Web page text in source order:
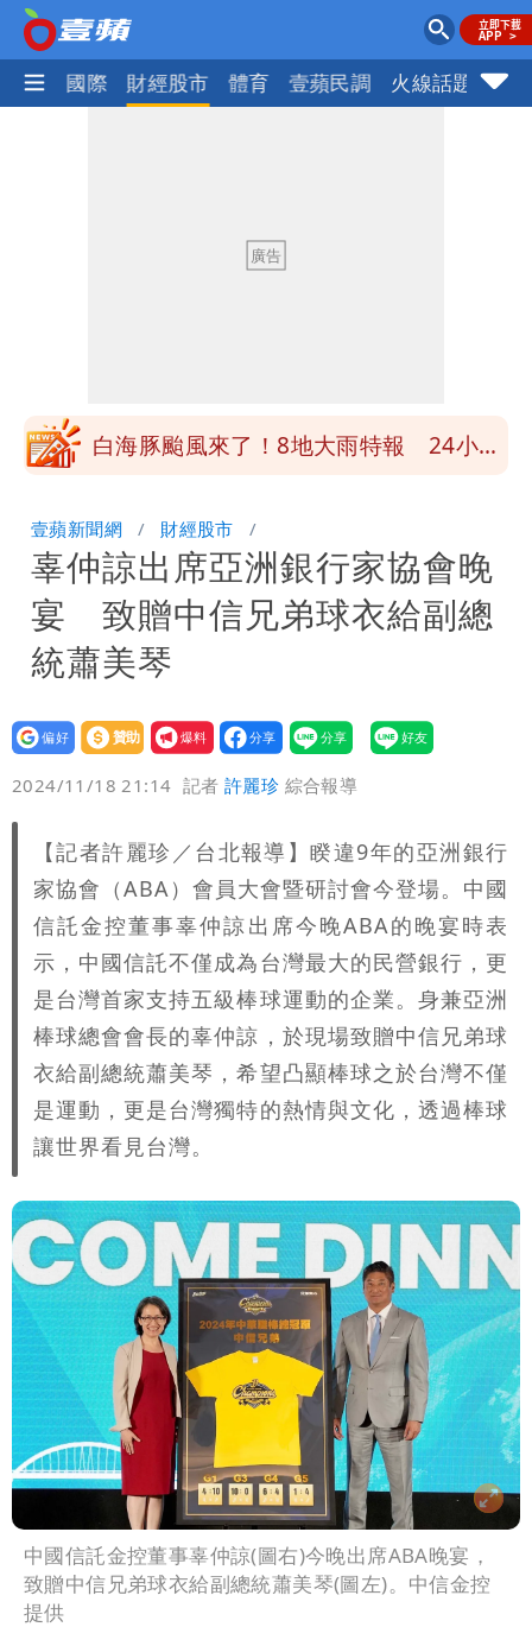
社會 國際 財經股市 體育 壹蘋民調 火線話題
原因「模仿超人力霸王」
買BNT遭詐10億元 王尚智疑「慈濟決
程
白海豚颱風來了！8地大雨特報 24小時
署：本島陸警機率低
男童躍下2.6米高台摔斷腳後跟 妹妹揭
原因「模仿超人力霸王」
買BNT遭詐10億元 王尚智疑「慈濟決
策高層牽涉其中」才不提告
壹蘋新聞網 財經股市
辜仲諒出席亞洲銀行家協會晚
宴 致贈中信兄弟球衣給副總
統蕭美琴
設為
贊助
我要
爆料
2024/11/18 21:14 記者許麗珍 綜合報導
【記者許麗珍／台北報導】睽違9年的亞洲銀行
家協會（ABA）會員大會暨研討會今登場。中國
信託金控董事辜仲諒出席今晚ABA的晚宴時表
示，中國信託不僅成為台灣最大的民營銀行，更
是台灣首家支持五級棒球運動的企業。身兼亞洲
棒球總會會長的辜仲諒，於現場致贈中信兄弟球
衣給副總統蕭美琴，希望凸顯棒球之於台灣不僅
是運動，更是台灣獨特的熱情與文化，透過棒球
讓世界看見台灣。
中國信託金控董事辜仲諒(圖右)今晚出席ABA晚宴，
致贈中信兄弟球衣給副總統蕭美琴(圖左)。中信金控
提供